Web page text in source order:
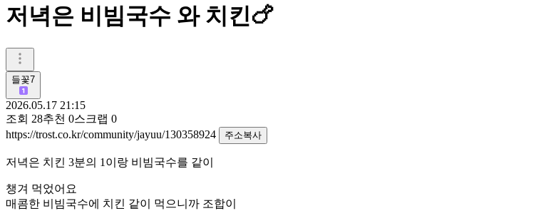
저녁은 비빔국수 와 치킨🍗
들꽃7
2026.05.17 21:15
조회 28추천 0스크랩 0
https://trost.co.kr/community/jayuu/130358924
주소복사
저녁은 치킨 3분의 1이랑 비빔국수를 같이
챙겨 먹었어요
매콤한 비빔국수에 치킨 같이 먹으니까 조합이